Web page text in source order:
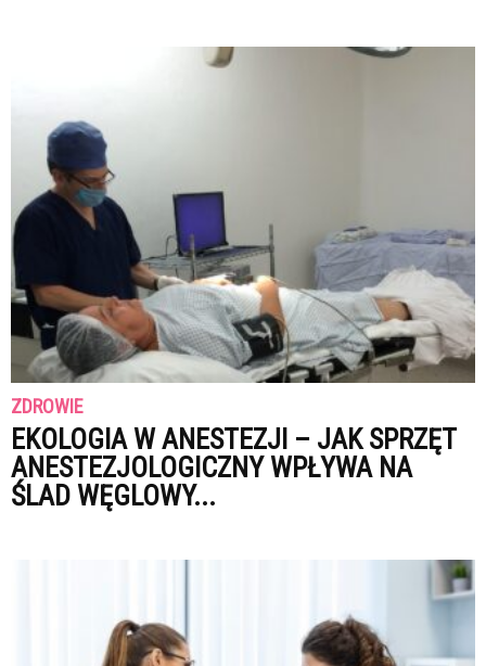
ZDROWIE
EKOLOGIA W ANESTEZJI – JAK SPRZĘT
ANESTEZJOLOGICZNY WPŁYWA NA
ŚLAD WĘGLOWY...